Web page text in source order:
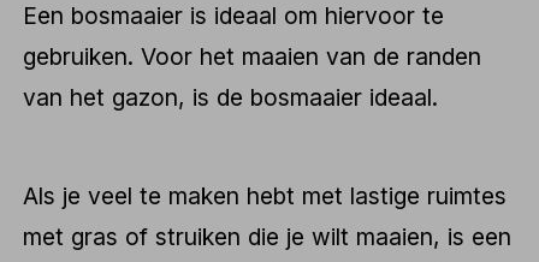
Een bosmaaier is ideaal om hiervoor te
gebruiken. Voor het maaien van de randen
van het gazon, is de bosmaaier ideaal.
Als je veel te maken hebt met lastige ruimtes
met gras of struiken die je wilt maaien, is een